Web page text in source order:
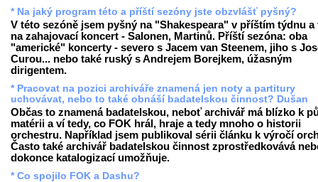
* Na jaký program této a příští sezóny jste obzvlášť pyšný?
V této sezóně jsem pyšný na "Shakespeara" v příštím týdnu a
na zahajovací koncert - Salonen, Martinů. Příští sezóna: oba
"americké" koncerty - severo s Jacem van Steenem, jiho s
Curou... nebo také ruský s Andrejem Borejkem, úžasným
dirigentem.
* Pracovat na pozici archiváře znamená jen noty a partitury
uchovávat, nebo to také obnáší badatelskou činnost? Dušan
Občas to znamená badatelskou, neboť archivář má blízko k
matérii a ví tedy, co FOK hrál, hraje a tedy mnoho o historii
orchestru. Například jsem publikoval sérii článku k výročí
Často také archivář badatelskou činnost zprostředkovává
dokonce katalogizací umožňuje.
* Co spojilo FOK a Dashu?